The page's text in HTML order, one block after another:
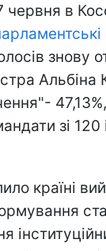
в
знову
Альбіна
зі 120
країні